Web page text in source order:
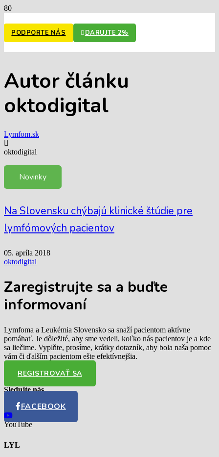
PODPORTE NÁS DARUJTE 2%
Autor článku
oktodigital
Lymfom.sk
oktodigital
Novinky
Na Slovensku chýbajú klinické štúdie pre
lymfómových pacientov
05. apríla 2018
oktodigital
Zaregistrujte sa a buďte
informovaní
Lymfoma a Leukémia Slovensko sa snaží pacientom aktívne
pomáhať. Je dôležité, aby sme vedeli, koľko nás pacientov je a kde
sa liečime. Vyplňte, prosíme, krátky dotazník, aby bola naša pomoc
vám či ďalším pacientom ešte efektívnejšia.
REGISTROVAŤ SA
Sledujte nás
FACEBOOK
YouTube
LYL